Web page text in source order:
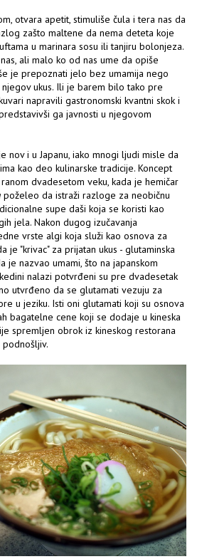
otvara apetit, stimuliše čula i tera nas da
zašto maltene da nema deteta koje
u marinara sosu ili tanjiru bolonjeza.
ali malo ko od nas ume da opiše
je prepoznati jelo bez umamija nego
ukus. Ili je barem bilo tako pre
napravili gastronomski kvantni skok i
ga javnosti u njegovom
nov i u Japanu, iako mnogi ljudi misle da
kao deo kulinarske tradicije. Koncept
dvadesetom veku, kada je hemičar
poželeo da istraži razloge za neobičnu
supe daši koja se koristi kao
jela. Nakon dugog izučavanja
vrste algi koja služi kao osnova za
je "krivac" za prijatan ukus - glutaminska
je nazvao umami, što na japanskom
nalazi potvrđeni su pre dvadesetak
utvrđeno da se glutamati vezuju za
u jeziku. Isti oni glutamati koji su osnova
bagatelne cene koji se dodaje u kineska
spremljen obrok iz kineskog restorana